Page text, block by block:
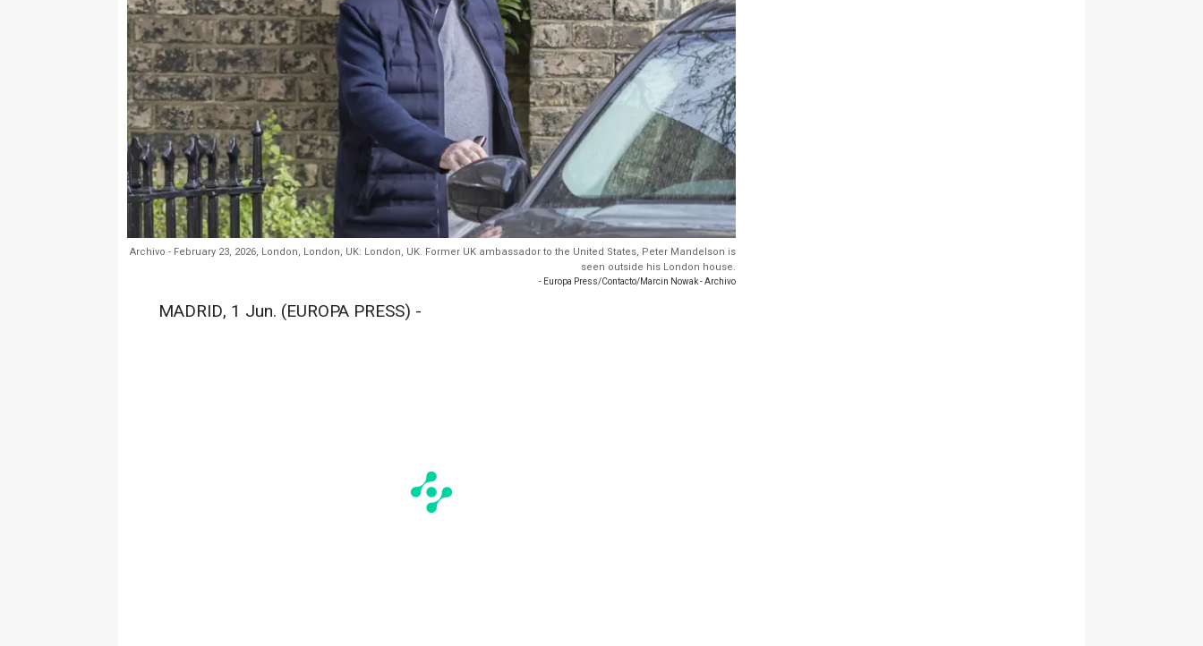
Archivo - February 23, 2026, London, London, UK: London, UK. Former UK ambassador to the United States, Peter Mandelson is
seen outside his London house.
- Europa Press/Contacto/Marcin Nowak - Archivo
MADRID, 1 Jun. (EUROPA PRESS) -